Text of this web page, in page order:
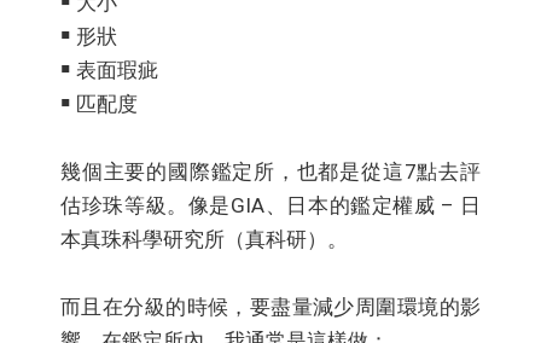
￭ 形狀
￭ 表面瑕疵
￭ 匹配度
幾個主要的國際鑑定所，也都是從這7點去評
估珍珠等級。像是GIA、日本的鑑定權威 – 日
本真珠科學研究所（真科研）。
而且在分級的時候，要盡量減少周圍環境的影